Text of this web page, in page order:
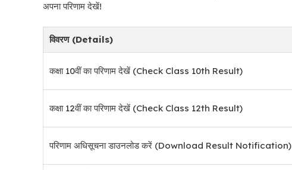
अपना परिणाम देखें!
विवरण (Details)
कक्षा 10वीं का परिणाम देखें (Check Class 10th Result)
कक्षा 12वीं का परिणाम देखें (Check Class 12th Result)
परिणाम अधिसूचना डाउनलोड करें (Download Result Notification)